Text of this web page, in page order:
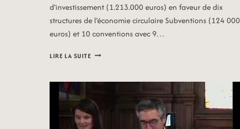
d’investissement (1.213.000 euros) en faveur de dix
structures de l’économie circulaire Subventions (124 000
euros) et 10 conventions avec 9…
LIRE LA SUITE26/07/07
CIRCULAIRE
PROPRETE